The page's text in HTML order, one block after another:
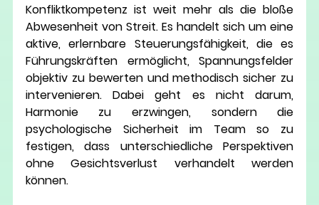
Konfliktkompetenz ist weit mehr als die bloße
Abwesenheit von Streit. Es handelt sich um eine
aktive, erlernbare Steuerungsfähigkeit, die es
Führungskräften ermöglicht, Spannungsfelder
objektiv zu bewerten und methodisch sicher zu
intervenieren. Dabei geht es nicht darum,
Harmonie zu erzwingen, sondern die
psychologische Sicherheit im Team so zu
festigen, dass unterschiedliche Perspektiven
ohne Gesichtsverlust verhandelt werden
können.